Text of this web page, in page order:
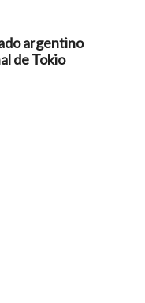
argentino
de Tokio